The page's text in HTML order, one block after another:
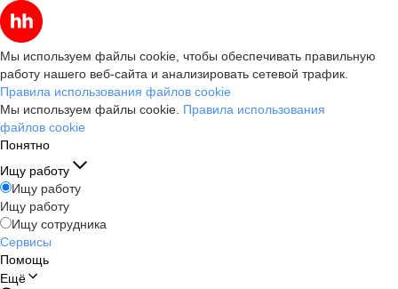
Мы используем файлы cookie, чтобы обеспечивать правильную
работу нашего веб-сайта и анализировать сетевой трафик.
Правила использования файлов cookie
Мы используем файлы cookie. Правила использования
файлов cookie
Понятно
Ищу работу
Ищу работу
Ищу работу
Ищу сотрудника
Сервисы
Помощь
Ещё